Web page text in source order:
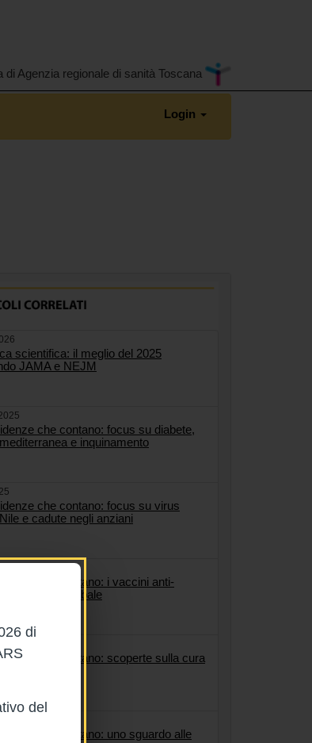
di
del
di Agenzia regionale di sanità Toscana
Login
scientifica: il meglio del 2025
JAMA e NEJM
che contano: focus su diabete,
e inquinamento
che contano: focus su virus
e cadute negli anziani
che contano: i vaccini anti-
un bilancio globale
che contano: scoperte sulla cura
che contano: uno sguardo alle